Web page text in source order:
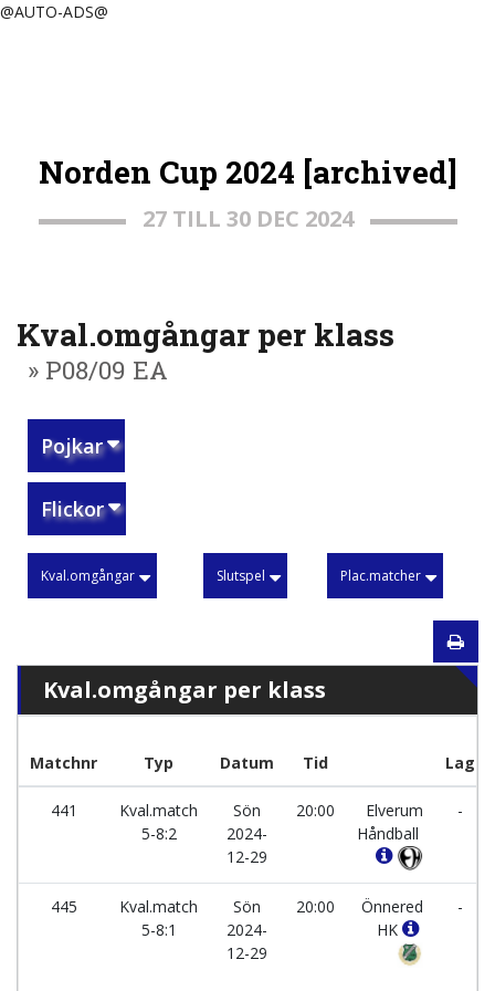
@AUTO-ADS@
Norden Cup 2024 [archived]
27 TILL 30 DEC 2024
Kval.omgångar per klass
» P08/09 EA
Pojkar
Flickor
Kval.omgångar Slutspel Plac.matcher
Kval.omgångar per klass
Matchnr Typ Datum Tid Lag
441
Kval.match
5-8:2
Sön
2024-
12-29
20:00
Elverum
Håndball
-
445
Kval.match
5-8:1
Sön
2024-
12-29
20:00
Önnered
HK
-